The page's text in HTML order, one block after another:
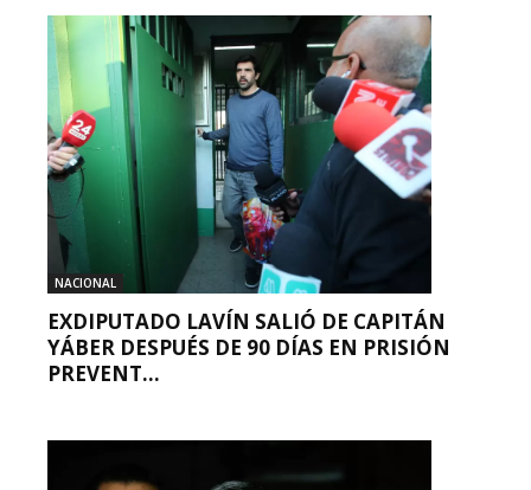
NACIONAL
EXDIPUTADO LAVÍN SALIÓ DE CAPITÁN
YÁBER DESPUÉS DE 90 DÍAS EN PRISIÓN
PREVENT...